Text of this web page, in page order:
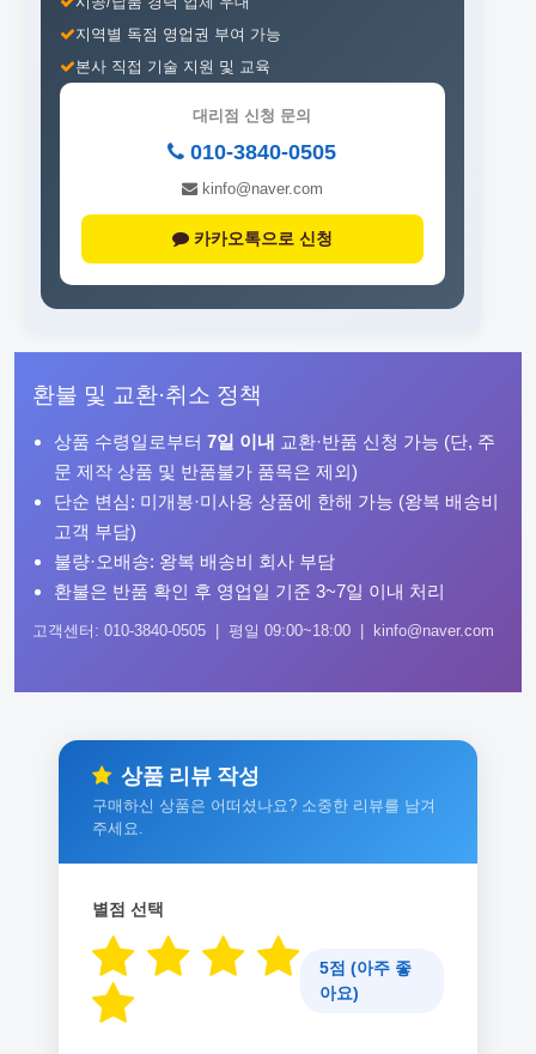
지역별 독점 영업권 부여 가능
본사 직접 기술 지원 및 교육
대리점 신청 문의
010-3840-0505
kinfo@naver.com
카카오톡으로 신청
환불 및 교환·취소 정책
상품 수령일로부터 7일 이내 교환·반품 신청 가능 (단, 주
문 제작 상품 및 반품불가 품목은 제외)
단순 변심: 미개봉·미사용 상품에 한해 가능 (왕복 배송비
고객 부담)
불량·오배송: 왕복 배송비 회사 부담
환불은 반품 확인 후 영업일 기준 3~7일 이내 처리
고객센터: 010-3840-0505 | 평일 09:00~18:00 | kinfo@naver.com
상품 리뷰 작성
구매하신 상품은 어떠셨나요? 소중한 리뷰를 남겨
주세요.
별점 선택
5점 (아주 좋
아요)